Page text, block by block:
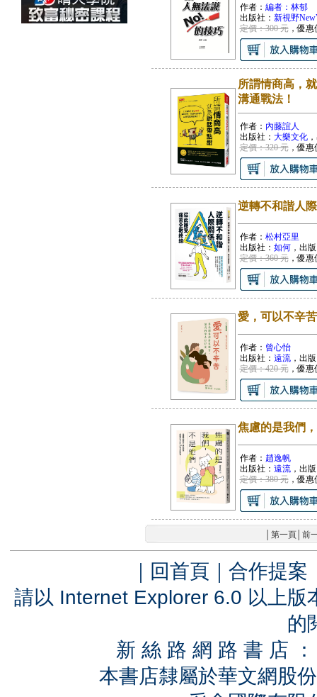
作者： 編者：林郁
出版社： 新視野
定價：300 元，優惠
所謂情商高，
溝通戰法！
作者： 內藤誼人
出版社： 大樂文化
定價：320 元，優惠
逆轉不和諧人
作者： 松村亞里
出版社： 如何，出
定價：360 元，優惠
愛，可以不辛
作者： 曾心怡
出版社： 遠流，出
定價：420 元，優惠
焦慮的是我們
作者： 趙逸帆
出版社： 遠流，出
定價：380 元，優惠
第一頁│ 前
｜ 回首頁 ｜ 合作提案
請以 Internet Explorer 6.0 以上
的
新 絲 路 網 路 書 店
本書店隸屬於華文網股